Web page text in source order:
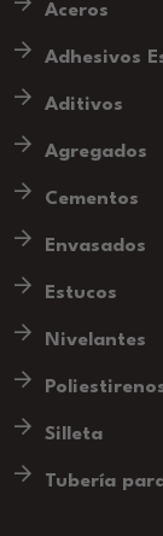
Aceros
Adhesivos
Aditivos
Agregados
Cementos
Envasados
Estucos
Nivelantes
Silleta
Tubería